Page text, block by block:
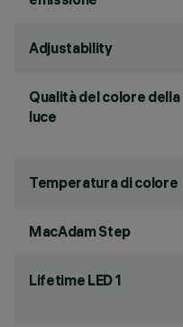
Adjustability
Qualità del colore della
luce
Temperatura di colore
MacAdam Step
Lifetime LED 1